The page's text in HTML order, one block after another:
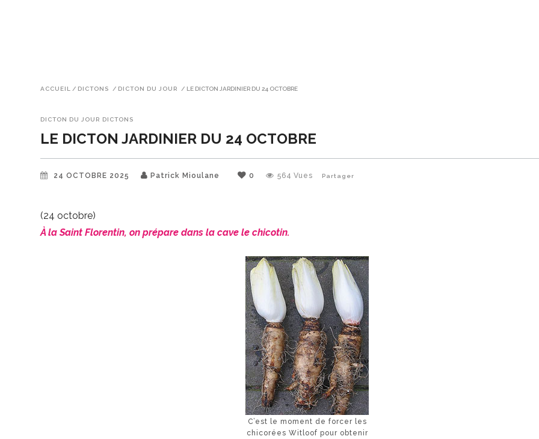
ACCUEIL / DICTONS / DICTON DU JOUR / LE DICTON JARDINIER DU 24 OCTOBRE
DICTON DU JOUR DICTONS
LE DICTON JARDINIER DU 24 OCTOBRE
24 OCTOBRE 2025 Patrick Mioulane 0 564 Vues Partager
(24 octobre)
À la Saint Florentin, on prépare dans la cave le chicotin.
C’est le moment de forcer les
chicorées Witloof pour obtenir